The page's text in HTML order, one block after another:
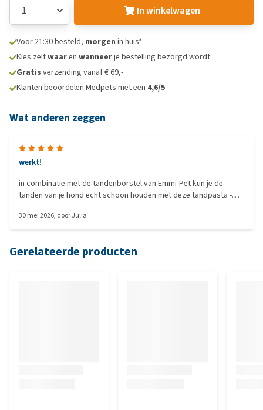
In winkelwagen
Voor 21:30 besteld, morgen in huis*
Kies zelfwaaren wanneerje bestelling bezorgd wordt
Gratis verzending vanaf € 69,-
Klanten beoordelen Medpets met een 4,6/5
Wat anderen zeggen
werkt!
in combinatie met de tandenborstel van Emmi-Pet kun je de
tanden van je hond echt schoon houden met deze tandpasta -
elke ochtend) tanden poetsen
30 mei 2026, doorJulia
Gerelateerde producten